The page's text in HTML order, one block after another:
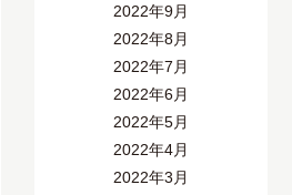
2022年9月
2022年8月
2022年7月
2022年6月
2022年5月
2022年4月
2022年3月